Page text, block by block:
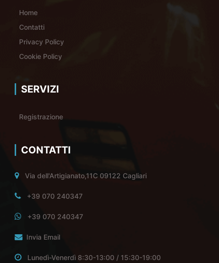
Home
Contatti
Privacy Policy
Cookie Policy
SERVIZI
Registrazione
CONTATTI
Via dell'Artigianato,11C 09122 Cagliari
+39 070 240347
+39 070 240347
Invia Email
Lunedì-Venerdì 8:30-13:00 / 15:30-19:00